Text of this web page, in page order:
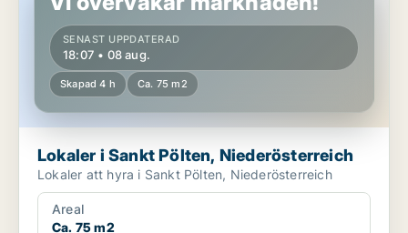
SENAST UPPDATERAD
18:07 • 08 aug.
Skapad 4 h Ca. 75 m2
Lokaler i Sankt Pölten, Niederösterreich
Lokaler att hyra i Sankt Pölten, Niederösterreich
Areal
Ca. 75 m2